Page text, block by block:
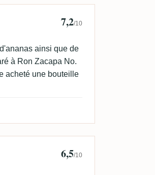
7,2/10
ainsi que de
à Ron Zacapa No.
acheté une bouteille
6,5/10